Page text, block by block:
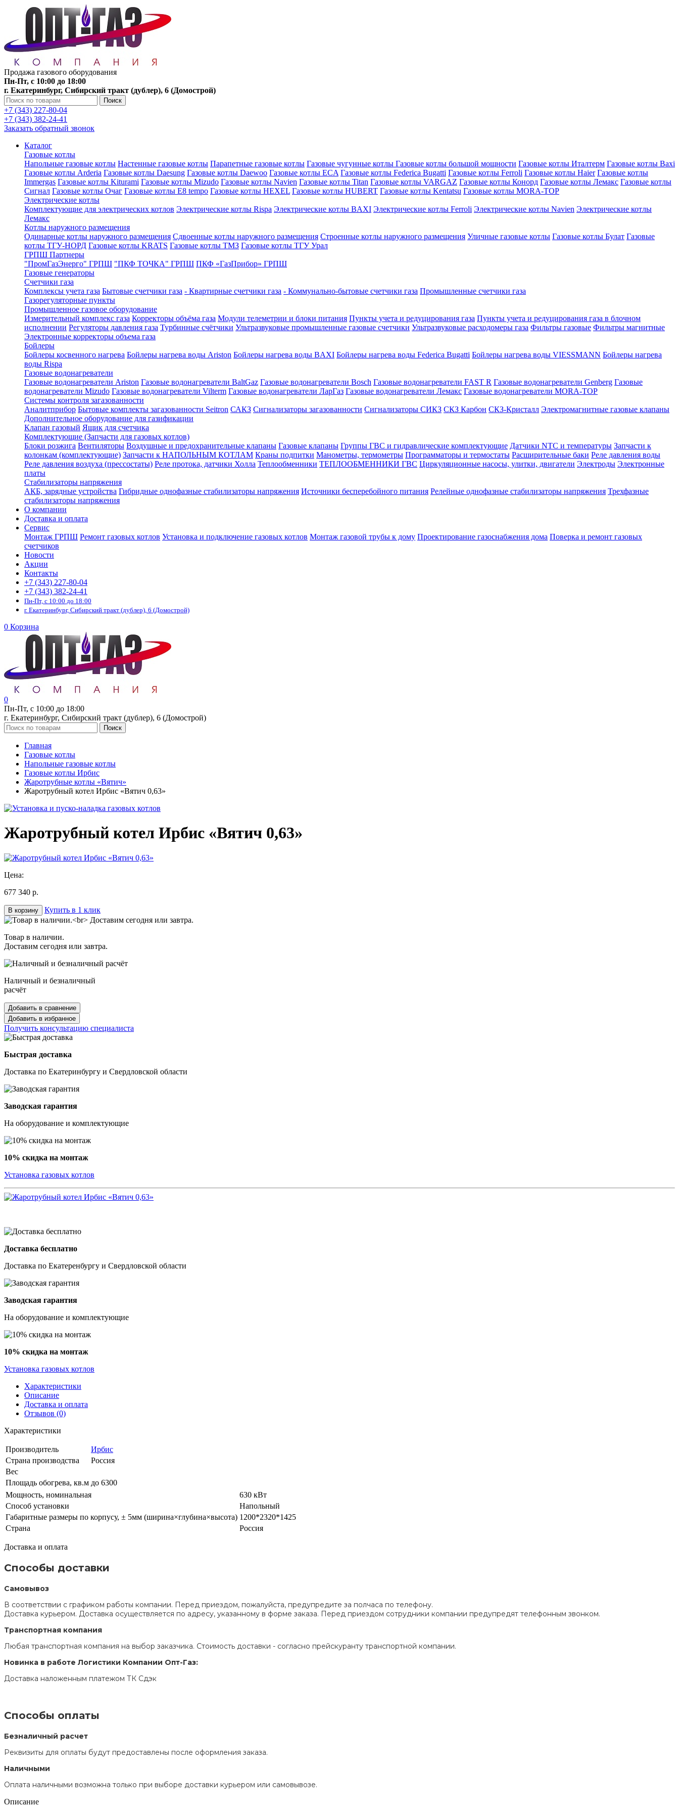
Продажа газового оборудования
Пн-Пт, с 10:00 до 18:00
г. Екатеринбург, Сибирский тракт (дублер), 6 (Домострой)
Поиск
+7 (343) 227-80-04
+7 (343) 382-24-41
Заказать обратный звонок
Каталог
Газовые котлы
Напольные газовые котлы Настенные газовые котлы Парапетные газовые котлы Газовые чугунные котлы Газовые котлы большой мощности Газовые котлы Италтерм Газовые котлы Baxi
Газовые котлы Arderia Газовые котлы Daesung Газовые котлы Daewoo Газовые котлы ECA Газовые котлы Federica Bugatti Газовые котлы Ferroli Газовые котлы Haier Газовые котлы
Immergas Газовые котлы Kiturami Газовые котлы Mizudo Газовые котлы Navien Газовые котлы Titan Газовые котлы VARGAZ Газовые котлы Конорд Газовые котлы Лемакс Газовые котлы
Сигнал Газовые котлы Очаг Газовые котлы E8 tempo Газовые котлы HEXEL Газовые котлы HUBERT Газовые котлы Kentatsu Газовые котлы MORA-TOP
Электрические котлы
Комплектующие для электрических котлов Электрические котлы Rispa Электрические котлы BAXI Электрические котлы Ferroli Электрические котлы Navien Электрические котлы
Лемакс
Котлы наружного размещения
Одинарные котлы наружного размещения Сдвоенные котлы наружного размещения Строенные котлы наружного размещения Уличные газовые котлы Газовые котлы Булат Газовые
котлы ТГУ-НОРД Газовые котлы KRATS Газовые котлы ТМЗ Газовые котлы ТГУ Урал
ГРПШ Партнеры
"ПромГазЭнерго" ГРПШ "ПКФ ТОЧКА" ГРПШ ПКФ «ГазПрибор» ГРПШ
Газовые генераторы
Счетчики газа
Комплексы учета газа Бытовые счетчики газа - Квартирные счетчики газа - Коммунально-бытовые счетчики газа Промышленные счетчики газа
Газорегуляторные пункты
Промышленное газовое оборудование
Измерительный комплекс газа Корректоры объёма газа Модули телеметрии и блоки питания Пункты учета и редуцирования газа Пункты учета и редуцирования газа в блочном
исполнении Регуляторы давления газа Турбинные счётчики Ультразвуковые промышленные газовые счетчики Ультразвуковые расходомеры газа Фильтры газовые Фильтры магнитные
Электронные корректоры объема газа
Бойлеры
Бойлеры косвенного нагрева Бойлеры нагрева воды Ariston Бойлеры нагрева воды BAXI Бойлеры нагрева воды Federica Bugatti Бойлеры нагрева воды VIESSMANN Бойлеры нагрева
воды Rispa
Газовые водонагреватели
Газовые водонагреватели Ariston Газовые водонагреватели BaltGaz Газовые водонагреватели Bosch Газовые водонагреватели FAST R Газовые водонагреватели Genberg Газовые
водонагреватели Mizudo Газовые водонагреватели Vilterm Газовые водонагреватели ЛарГаз Газовые водонагреватели Лемакс Газовые водонагреватели MORA-TOP
Системы контроля загазованности
Аналитприбор Бытовые комплекты загазованности Seitron САКЗ Сигнализаторы загазованности Сигнализаторы СИКЗ СКЗ Карбон СКЗ-Кристалл Электромагнитные газовые клапаны
Дополнительное оборудование для газификации
Клапан газовый Ящик для счетчика
Комплектующие (Запчасти для газовых котлов)
Блоки розжига Вентиляторы Воздушные и предохранительные клапаны Газовые клапаны Группы ГВС и гидравлические комплектующие Датчики NTC и температуры Запчасти к
колонкам (комплектующие) Запчасти к НАПОЛЬНЫМ КОТЛАМ Краны подпитки Манометры, термометры Программаторы и термостаты Расширительные баки Реле давления воды
Реле давления воздуха (прессостаты) Реле протока, датчики Холла Теплообменники ТЕПЛООБМЕННИКИ ГВС Циркуляционные насосы, улитки, двигатели Электроды Электронные
платы
Стабилизаторы напряжения
АКБ, зарядные устройства Гибридные однофазные стабилизаторы напряжения Источники бесперебойного питания Релейные однофазные стабилизаторы напряжения Трехфазные
стабилизаторы напряжения
О компании
Доставка и оплата
Сервис
Монтаж ГРПШ Ремонт газовых котлов Установка и подключение газовых котлов Монтаж газовой трубы к дому Проектирование газоснабжения дома Поверка и ремонт газовых
счетчиков
Новости
Акции
Контакты
+7 (343) 227-80-04
+7 (343) 382-24-41
Пн-Пт, с 10:00 до 18:00
г. Екатеринбург, Сибирский тракт (дублер), 6 (Домострой)
0 Корзина
0
Пн-Пт, с 10:00 до 18:00
г. Екатеринбург, Сибирский тракт (дублер), 6 (Домострой)
Поиск
Главная
Газовые котлы
Напольные газовые котлы
Газовые котлы Ирбис
Жаротрубные котлы «Вятич»
Жаротрубный котел Ирбис «Вятич 0,63»
Жаротрубный котел Ирбис «Вятич 0,63»
Цена:
677 340 р.
В корзину Купить в 1 клик
Товар в наличии.
Доставим сегодня или завтра.
Наличный и безналичный
расчёт
Добавить в сравнение
Добавить в избранное
Получить консультацию специалиста
Быстрая доставка
Доставка по Екатеринбургу и Свердловской области
Заводская гарантия
На оборудование и комплектующие
10% скидка на монтаж
Установка газовых котлов
Доставка бесплатно
Доставка по Екатеренбургу и Свердловской области
Заводская гарантия
На оборудование и комплектующие
10% скидка на монтаж
Установка газовых котлов
Характеристики
Описание
Доставка и оплата
Отзывов (0)
Характеристики
Производитель
Ирбис
Страна производства
Россия
Вес
Площадь обогрева, кв.м до 6300
Мощность, номинальная
630 кВт
Способ установки
Напольный
Габаритные размеры по корпусу, ± 5мм (ширина×глубина×высота) 1200*2320*1425
Страна
Россия
Доставка и оплата
Способы доставки
Самовывоз
В соответствии с графиком работы компании. Перед приездом, пожалуйста, предупредите за полчаса по телефону.
Доставка курьером. Доставка осуществляется по адресу, указанному в форме заказа. Перед приездом сотрудники компании предупредят телефонным звонком.
Транспортная компания
Любая транспортная компания на выбор заказчика. Стоимость доставки - согласно прейскуранту транспортной компании.
Новинка в работе Логистики Компании Опт-Газ:
Доставка наложенным платежом ТК Сдэк
Способы оплаты
Безналичный расчет
Реквизиты для оплаты будут предоставлены после оформления заказа.
Наличными
Оплата наличными возможна только при выборе доставки курьером или самовывозе.
Описание